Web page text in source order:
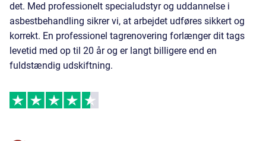
det. Med professionelt specialudstyr og uddannelse i
asbestbehandling sikrer vi, at arbejdet udføres sikkert og
korrekt. En professionel tagrenovering forlænger dit tags
levetid med op til 20 år og er langt billigere end en
fuldstændig udskiftning.